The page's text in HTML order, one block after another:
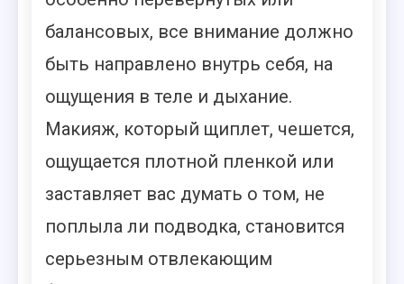
балансовых, все внимание должно
быть направлено внутрь себя, на
ощущения в теле и дыхание.
Макияж, который щиплет, чешется,
ощущается плотной пленкой или
заставляет вас думать о том, не
поплыла ли подводка, становится
серьезным отвлекающим